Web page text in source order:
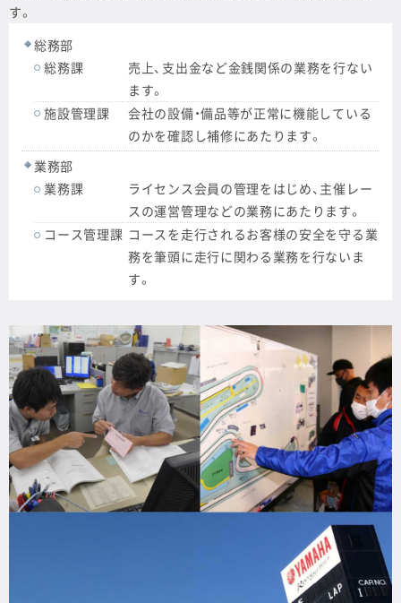
す。
総務部
総務課
売上、支出金など金銭関係の業務を行ない
ます。
施設管理課
会社の設備・備品等が正常に機能している
のかを確認し補修にあたります。
業務部
業務課
ライセンス会員の管理をはじめ、主催レー
スの運営管理などの業務にあたります。
コース管理課 コースを走行されるお客様の安全を守る業
務を筆頭に走行に関わる業務を行ないま
す。